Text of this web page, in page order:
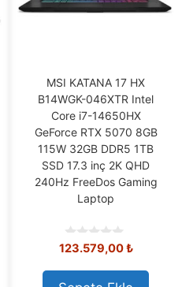
MSI KATANA 17 HX
B14WGK-046XTR Intel
Core i7-14650HX
GeForce RTX 5070 8GB
115W 32GB DDR5 1TB
SSD 17.3 inç 2K QHD
240Hz FreeDos Gaming
Laptop
0
u
t
123.579,00₺